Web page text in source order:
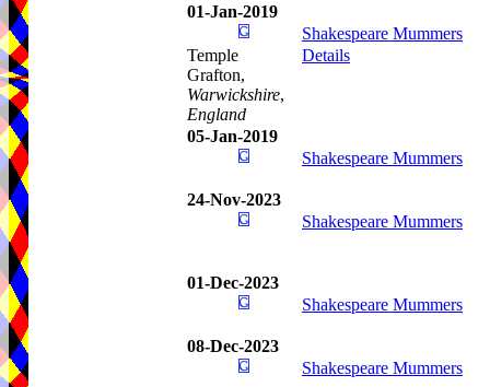
01-Jan-2019
Shakespeare Mummers
Temple
Grafton,
Warwickshire,
England
Details
05-Jan-2019
Shakespeare Mummers
24-Nov-2023
Shakespeare Mummers
01-Dec-2023
Shakespeare Mummers
08-Dec-2023
Shakespeare Mummers